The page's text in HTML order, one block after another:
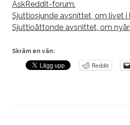
AskReddit-forum.
Sjuttiosjunde avsnittet, om livet i
Sjuttioåttonde avsnittet, om
Skräm en vän:
Reddit